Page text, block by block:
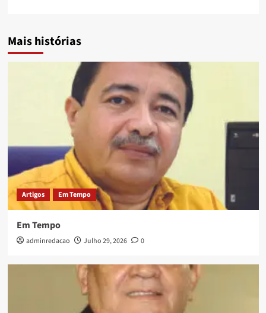
Mais histórias
Artigos Em Tempo
Em Tempo
adminredacao Julho 29, 2026 0